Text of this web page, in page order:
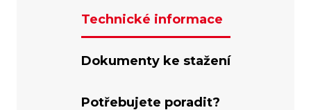
Technické informace
Dokumenty ke stažení
Potřebujete poradit?